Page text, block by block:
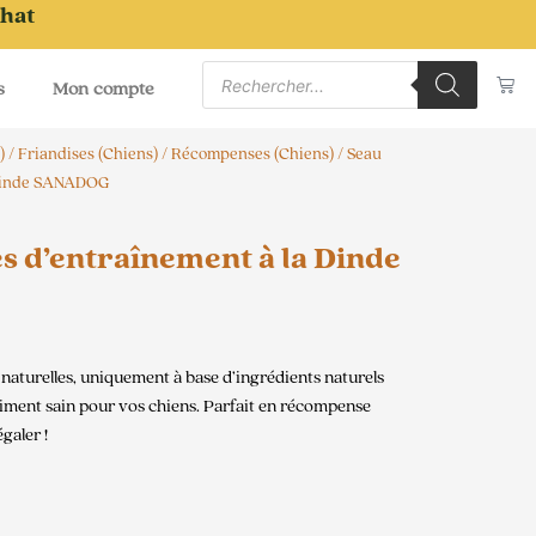
Mon compte
Recherche
produits
/Friandises (Chiens)/Récompenses (Chiens)/ Seau
SANADOG
d’entraînement à la Dinde
uniquement à base d’ingrédients naturels
sain pour vos chiens. Parfait en récompense
!